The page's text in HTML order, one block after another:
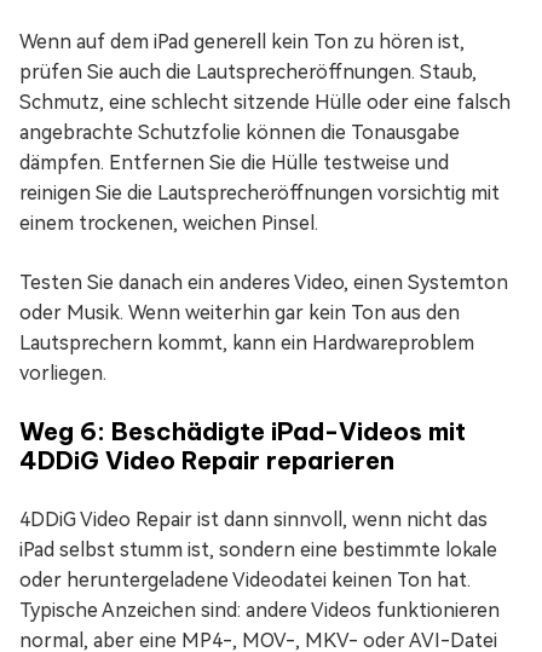
Wenn auf dem iPad generell kein Ton zu hören ist,
prüfen Sie auch die Lautsprecheröffnungen. Staub,
Schmutz, eine schlecht sitzende Hülle oder eine falsch
angebrachte Schutzfolie können die Tonausgabe
dämpfen. Entfernen Sie die Hülle testweise und
reinigen Sie die Lautsprecheröffnungen vorsichtig mit
einem trockenen, weichen Pinsel.
Testen Sie danach ein anderes Video, einen Systemton
oder Musik. Wenn weiterhin gar kein Ton aus den
Lautsprechern kommt, kann ein Hardwareproblem
vorliegen.
Weg 6: Beschädigte iPad-Videos mit
4DDiG Video Repair reparieren
4DDiG Video Repair ist dann sinnvoll, wenn nicht das
iPad selbst stumm ist, sondern eine bestimmte lokale
oder heruntergeladene Videodatei keinen Ton hat.
Typische Anzeichen sind: andere Videos funktionieren
normal, aber eine MP4-, MOV-, MKV- oder AVI-Datei